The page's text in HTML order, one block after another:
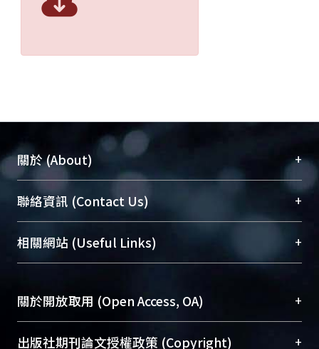
關於 (About) +
臺大位居世界頂尖大學之列，為永久珍藏及向國際
展現本校豐碩的研究成果及學術能量，圖書館整合
機構典藏（NTUR）與學術庫（AH）不同功能平
台，成為臺大學術典藏NTU scholars。期能整合研
究能量、促進交流合作、保存學術產出、推廣研究
成果。
To permanently archive and promote researcher
profiles and scholarly works, Library integrates the
聯絡資訊 (Contact Us) +
總館學科館員(Main Library)
醫學圖書館學科館員(Medical Library)
Sciences Library)
相關網站 (Useful Links) +
關於開放取用 (Open Access, OA) +
開放取用是從使用者角度提升資訊取用性的社會運
出版社期刊論文授權政策 (Copyright) +